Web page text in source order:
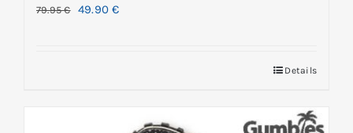
79.95€ 49.90€
Details